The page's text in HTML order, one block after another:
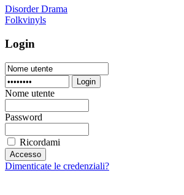
Disorder Drama
Folkvinyls
Login
Login
Nome utente
Password
Ricordami
Dimenticate le credenziali?